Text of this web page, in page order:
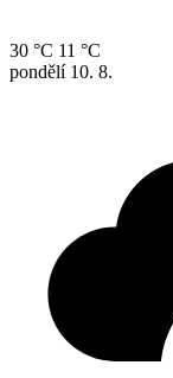
30 °C 11 °C
pondělí 10. 8.